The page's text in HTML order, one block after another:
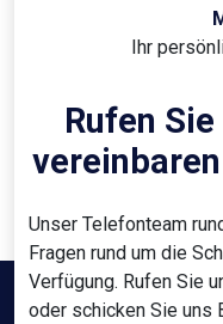
Ihr
Rufen
Unser Telefonteam
Fragen rund um die
Verfügung. Rufen Sie
oder schicken Sie uns